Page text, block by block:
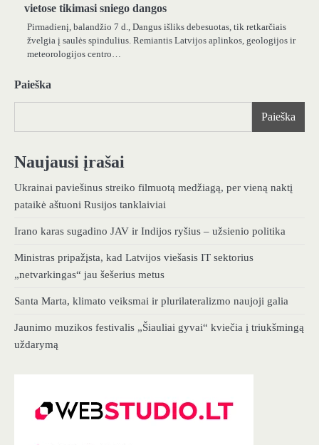
vietose tikimasi sniego dangos
Pirmadienį, balandžio 7 d., Dangus išliks debesuotas, tik retkarčiais
žvelgia į saulės spindulius. Remiantis Latvijos aplinkos, geologijos ir
meteorologijos centro…
Paieška
Paieška
Naujausi įrašai
Ukrainai paviešinus streiko filmuotą medžiagą, per vieną naktį
pataikė aštuoni Rusijos tanklaiviai
Irano karas sugadino JAV ir Indijos ryšius – užsienio politika
Ministras pripažįsta, kad Latvijos viešasis IT sektorius
„netvarkingas“ jau šešerius metus
Santa Marta, klimato veiksmai ir plurilateralizmo naujoji galia
Jaunimo muzikos festivalis „Šiauliai gyvai“ kviečia į triukšmingą
uždarymą